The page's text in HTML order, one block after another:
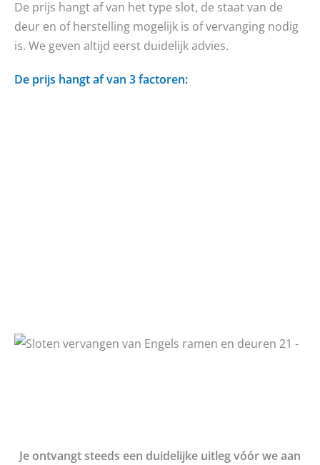
De prijs hangt af van het type slot, de staat van de
deur en of herstelling mogelijk is of vervanging nodig
is. We geven altijd eerst duidelijk advies.
De prijs hangt af van 3 factoren:
Je ontvangt steeds een duidelijke uitleg vóór we aan